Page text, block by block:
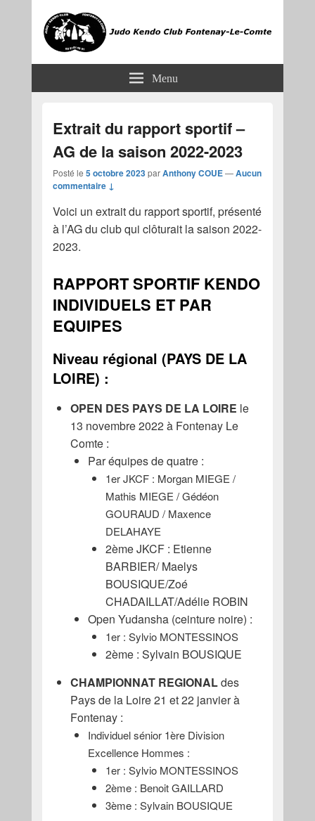
JKCF Menu
Extrait du rapport sportif –
AG de la saison 2022-2023
Posté le 5 octobre 2023parAnthony COUE—Aucun
commentaire ↓
Voici un extrait du rapport sportif, présenté
à l’AG du club qui clôturait la saison 2022-
2023.
RAPPORT SPORTIF KENDO
INDIVIDUELS ET PAR
EQUIPES
Niveau régional (PAYS DE LA
LOIRE) :
OPEN DES PAYS DE LA LOIRE le
13 novembre 2022 à Fontenay Le
Comte :
Par équipes de quatre :
1er JKCF : Morgan MIEGE /
Mathis MIEGE / Gédéon
GOURAUD / Maxence
DELAHAYE
2ème JKCF : Etienne
BARBIER/ Maelys
BOUSIQUE/Zoé
CHADAILLAT/Adélie ROBIN
Open Yudansha (ceinture noire) :
1er : Sylvio MONTESSINOS
2ème : Sylvain BOUSIQUE
CHAMPIONNAT REGIONALdes
Pays de la Loire 21 et 22 janvier à
Fontenay :
Individuel sénior 1ère Division
Excellence Hommes :
1er : Sylvio MONTESSINOS
2ème : Benoit GAILLARD
3ème : Sylvain BOUSIQUE